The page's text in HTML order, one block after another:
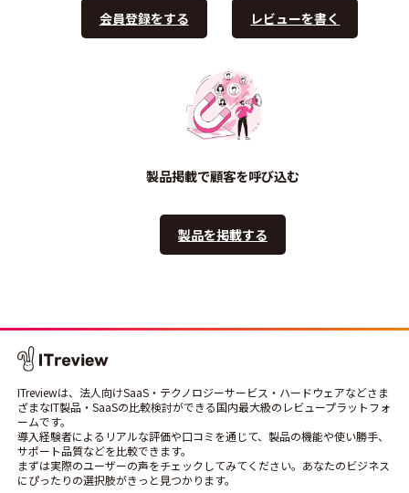
会員登録をする レビューを書く
製品掲載で顧客を呼び込む
製品を掲載する
ITreviewは、法人向けSaaS・テクノロジーサービス・ハードウェアなどさま
ざまなIT製品・SaaSの比較検討ができる国内最大級のレビュープラットフォ
ームです。
導入経験者によるリアルな評価や口コミを通じて、製品の機能や使い勝手、
サポート品質などを比較できます。
まずは実際のユーザーの声をチェックしてみてください。あなたのビジネス
にぴったりの選択肢がきっと見つかります。